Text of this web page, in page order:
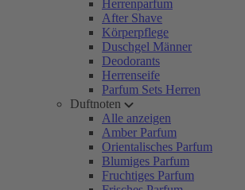
Herrenparfum
After Shave
Körperpflege
Duschgel Männer
Deodorants
Herrenseife
Parfum Sets Herren
Duftnoten
Alle anzeigen
Amber Parfum
Orientalisches Parfum
Blumiges Parfum
Fruchtiges Parfum